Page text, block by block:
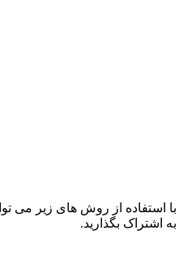
با استفاده از روش های زیر می
به اشتراک بگذارید.